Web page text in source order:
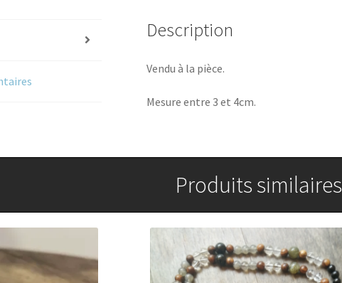
Description
Vendu à la pièce.
Mesure entre 3 et 4cm.
Produits similaires